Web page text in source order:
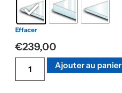
Effacer
€239,00
Ajouter au panier